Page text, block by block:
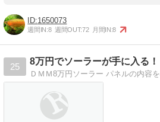
1650073
週間IN:8 週間OUT:72 月間IN:8
25
8万円でソーラーが手に入る！